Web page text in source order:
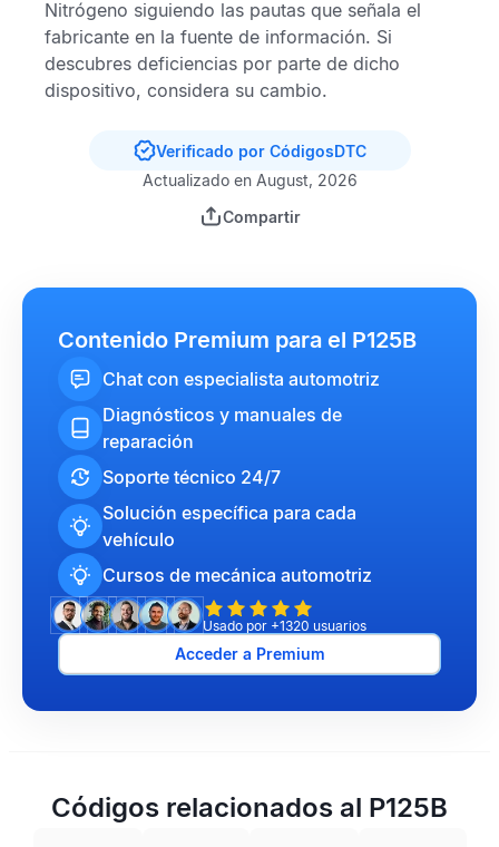
Nitrógeno siguiendo las pautas que señala el
fabricante en la fuente de información. Si
descubres deficiencias por parte de dicho
dispositivo, considera su cambio.
Verificado por CódigosDTC
Actualizado en August, 2026
Compartir
Contenido Premium para el P125B
Chat con especialista automotriz
Diagnósticos y manuales de
reparación
Soporte técnico 24/7
Solución específica para cada
vehículo
Cursos de mecánica automotriz
Usado por +1320 usuarios
Acceder a Premium
Códigos relacionados al P125B